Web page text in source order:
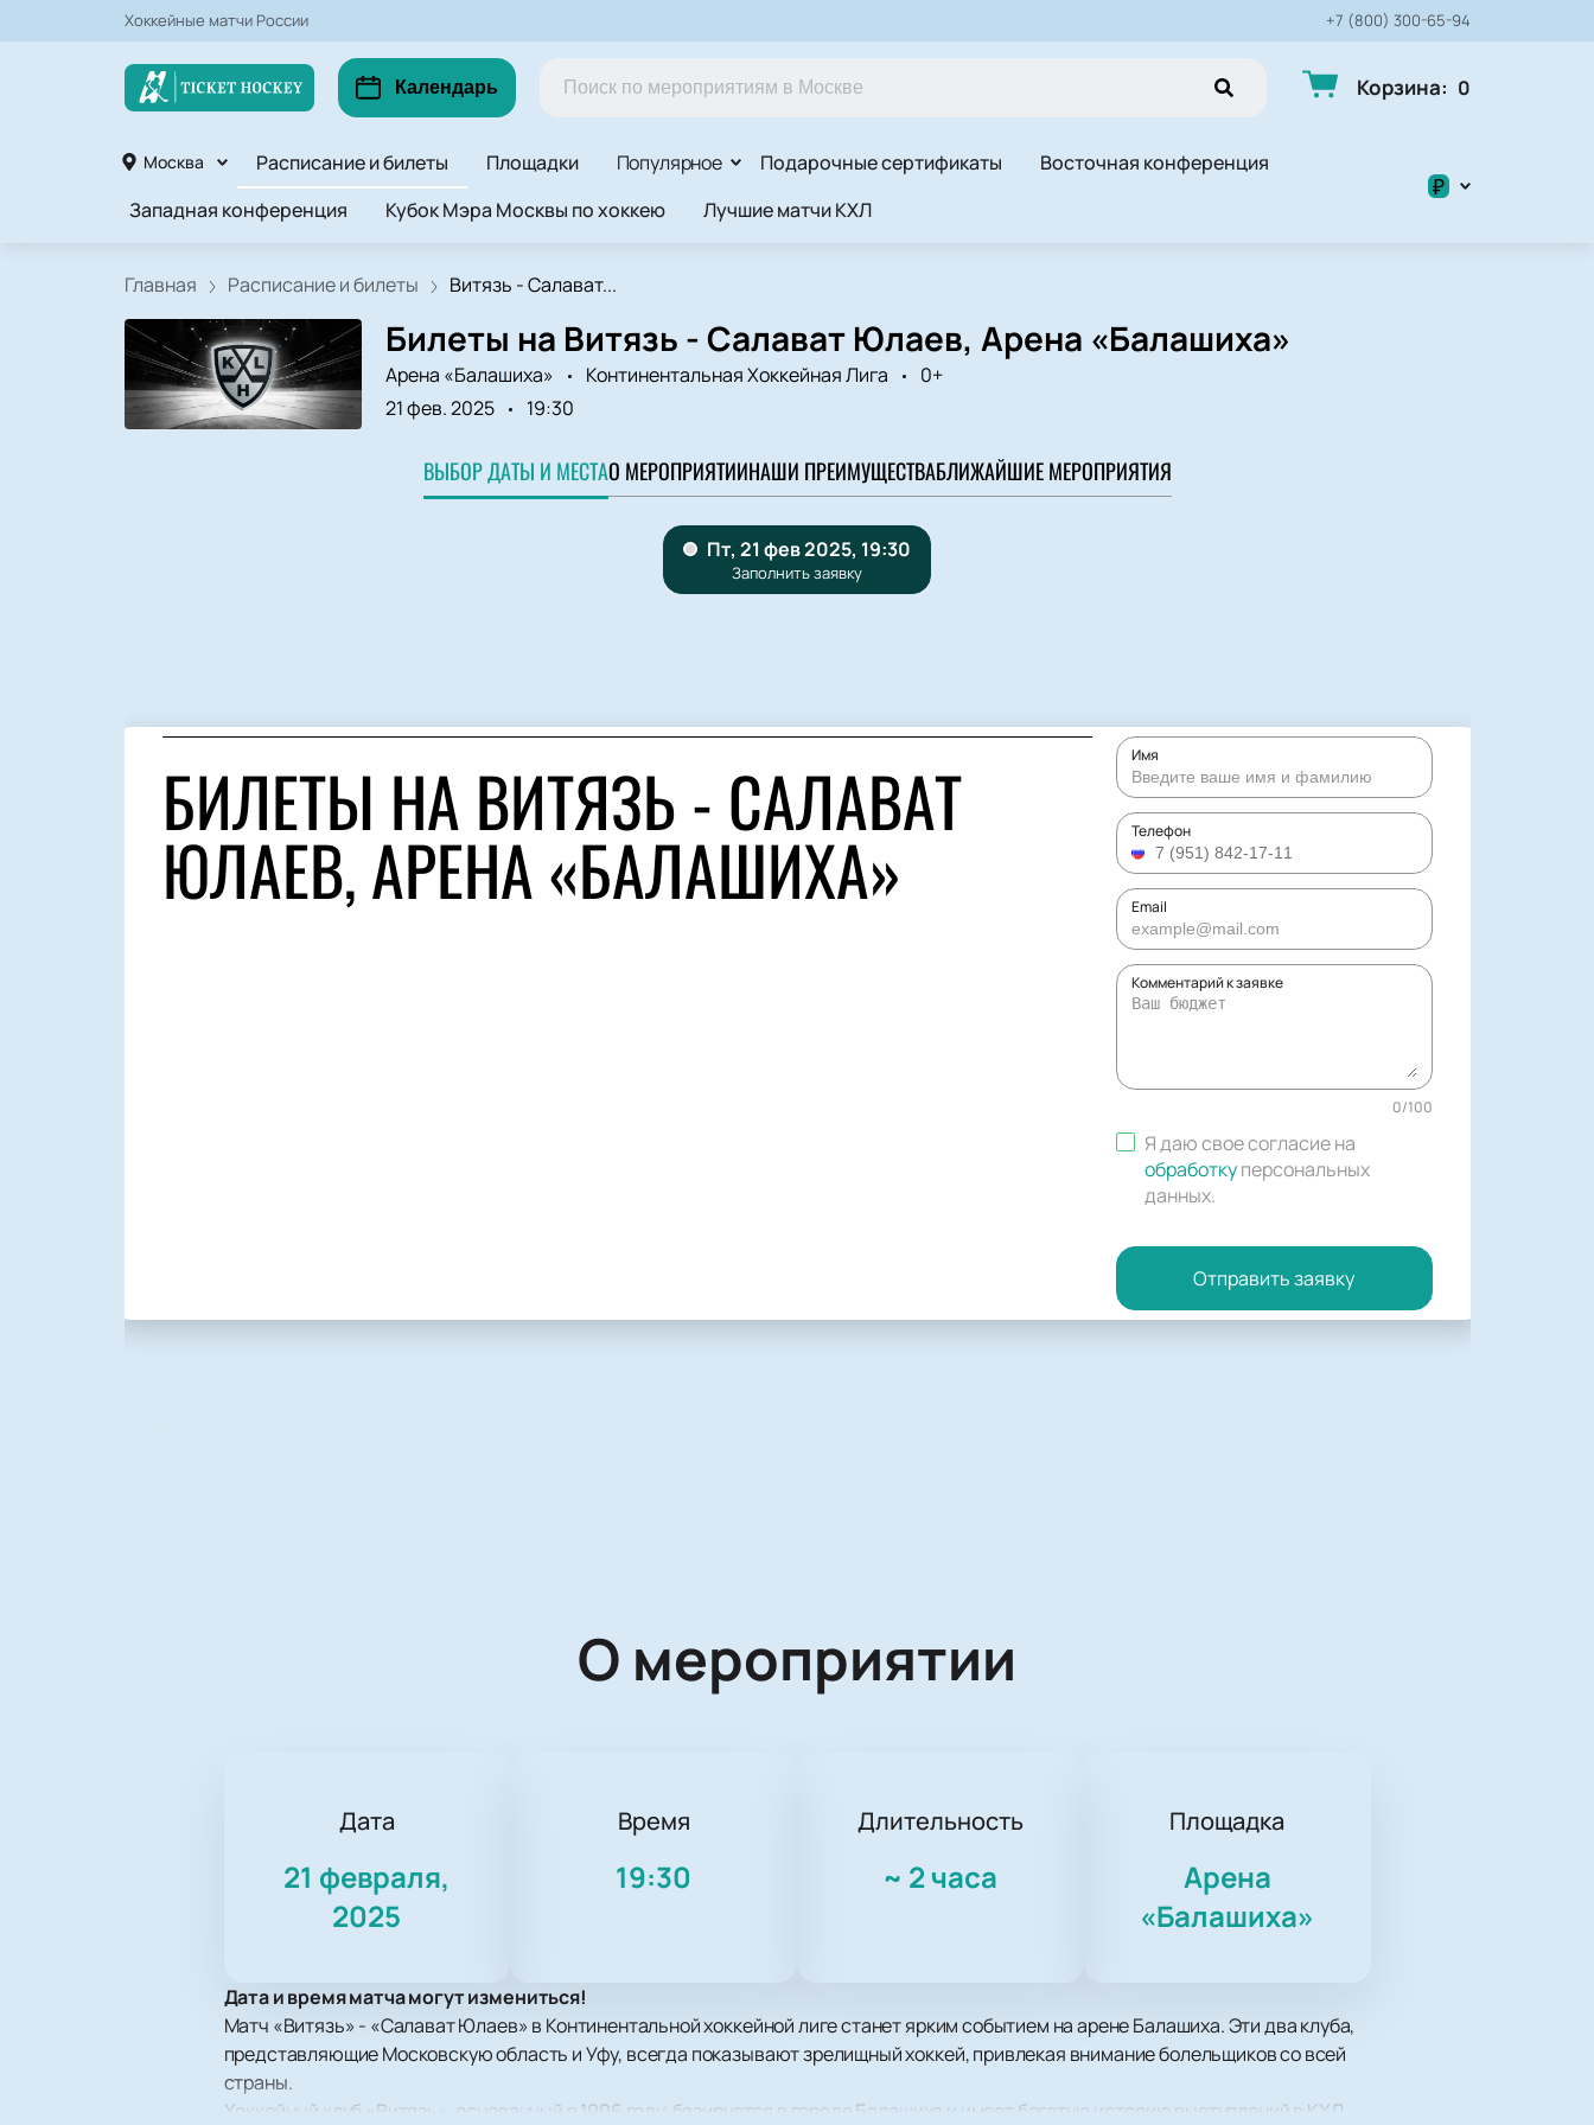
Хоккейные матчи России +7 (800) 300-65-94
Календарь Корзина: 0
Москва Расписание и билеты Площадки Популярное Подарочные сертификаты
Восточная конференция
Западная конференция
Кубок Мэра Москвы по хоккею Лучшие матчи КХЛ
₽
Главная Расписание и билеты Витязь - Салават...
Билеты на Витязь - Салават Юлаев, Арена «Балашиха»
Арена «Балашиха» Континентальная Хоккейная Лига
0+
21 фев. 2025
19:30
ВЫБОР ДАТЫ И МЕСТАО МЕРОПРИЯТИИНАШИ ПРЕИМУЩЕСТВАБЛИЖАЙШИЕ МЕРОПРИЯТИЯ
БИЛЕТЫ НА ВИТЯЗЬ - САЛАВАТ
ЮЛАЕВ, АРЕНА «БАЛАШИХА»
Имя
Телефон
Email
Комментарий к заявке
0/100
Я даю свое согласие на
обработку персональных
данных.
Отправить заявку
О мероприятии
Дата
21 февраля,
2025
Время
19:30
Длительность
~ 2 часа
Площадка
Арена
«Балашиха»
Дата и время матча могут измениться!
Матч «Витязь» - «Салават Юлаев» в Континентальной хоккейной лиге станет ярким событием на арене Балашиха. Эти два клуба,
представляющие Московскую область и Уфу, всегда показывают зрелищный хоккей, привлекая внимание болельщиков со всей
страны.
Хоккейный клуб «Витязь», основанный в 1996 году, базируется в городе Балашиха и имеет богатую историю выступлений в КХЛ.